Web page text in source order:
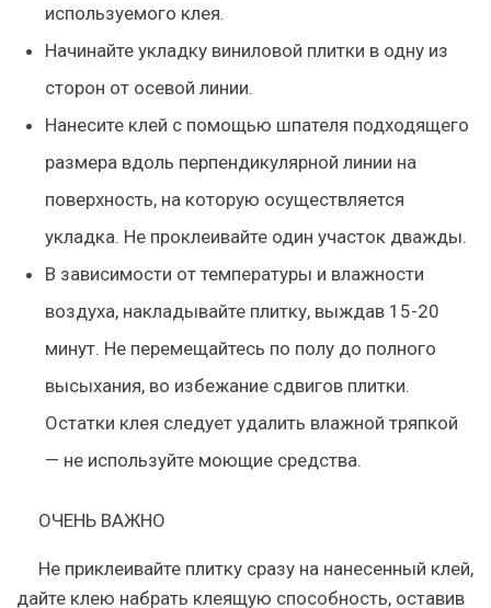
используемого клея.
Начинайте укладку виниловой плитки в одну из
сторон от осевой линии.
Нанесите клей с помощью шпателя подходящего
размера вдоль перпендикулярной линии на
поверхность, на которую осуществляется
укладка. Не проклеивайте один участок дважды.
В зависимости от температуры и влажности
воздуха, накладывайте плитку, выждав 15-20
минут. Не перемещайтесь по полу до полного
высыхания, во избежание сдвигов плитки.
Остатки клея следует удалить влажной тряпкой
— не используйте моющие средства.
ОЧЕНЬ ВАЖНО
Не приклеивайте плитку сразу на нанесенный клей,
дайте клею набрать клеящую способность, оставив